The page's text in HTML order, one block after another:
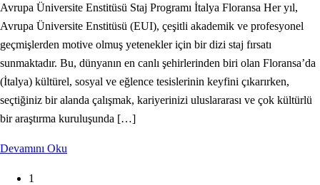
Avrupa Üniversite Enstitüsü Staj Programı İtalya Floransa Her yıl,
Avrupa Üniversite Enstitüsü (EUI), çeşitli akademik ve profesyonel
geçmişlerden motive olmuş yetenekler için bir dizi staj fırsatı
sunmaktadır. Bu, dünyanın en canlı şehirlerinden biri olan Floransa’da
(İtalya) kültürel, sosyal ve eğlence tesislerinin keyfini çıkarırken,
seçtiğiniz bir alanda çalışmak, kariyerinizi uluslararası ve çok kültürlü
bir araştırma kuruluşunda […]
Devamını Oku
1